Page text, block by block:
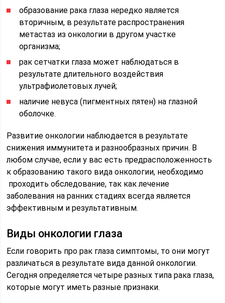
образование рака глаза нередко является
вторичным, в результате распространения
метастаз из онкологии в другом участке
организма;
рак сетчатки глаза может наблюдаться в
результате длительного воздействия
ультрафиолетовых лучей;
наличие невуса (пигментных пятен) на глазной
оболочке.
Развитие онкологии наблюдается в результате
снижения иммунитета и разнообразных причин. В
любом случае, если у вас есть предрасположенность
к образованию такого вида онкологии, необходимо
проходить обследование, так как лечение
заболевания на ранних стадиях всегда является
эффективным и результативным.
Виды онкологии глаза
Если говорить про рак глаза симптомы, то они могут
различаться в результате вида данной онкологии.
Сегодня определяется четыре разных типа рака глаза,
которые могут иметь разные признаки.